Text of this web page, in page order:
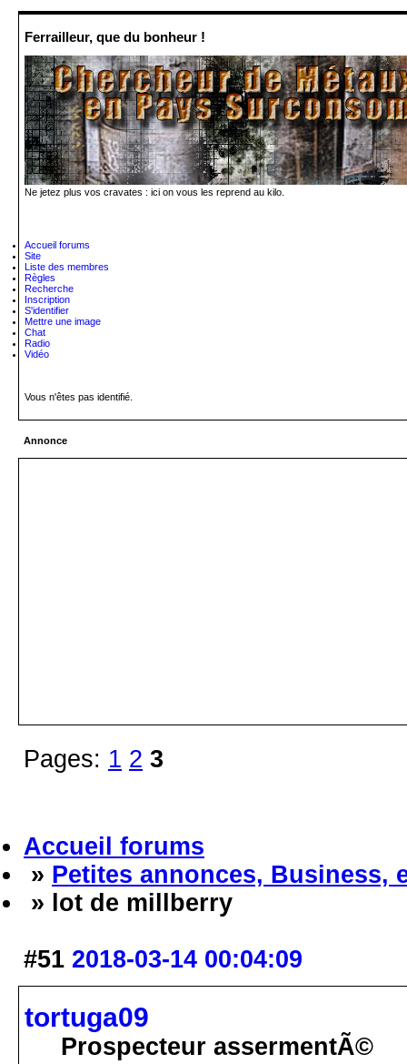
Ferrailleur, que du bonheur !
Ne jetez plus vos cravates : ici on vous les reprend au kilo.
Accueil forums
Site
Liste des membres
Règles
Recherche
Inscription
S'identifier
Mettre une image
Chat
Radio
Vidéo
Vous n'êtes pas identifié.
Annonce
Pages: 1 2 3
Accueil forums
» Petites annonces, Business,
» lot de millberry
#51 2018-03-14 00:04:09
tortuga09
Prospecteur assermentÃ©